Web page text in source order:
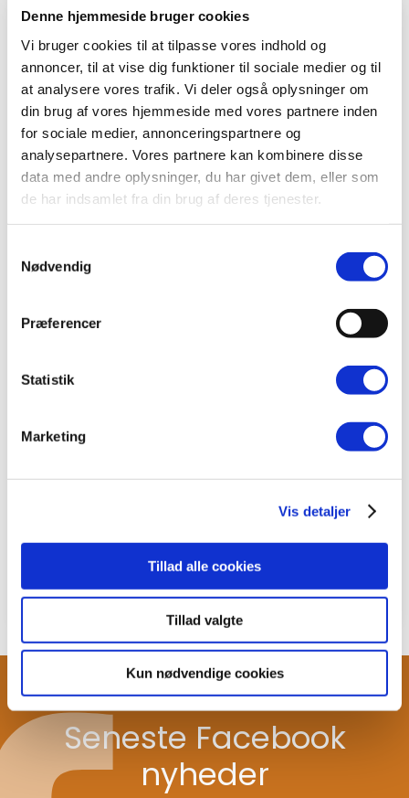
Denne hjemmeside bruger cookies
Vi bruger cookies til at tilpasse vores indhold og
annoncer, til at vise dig funktioner til sociale medier og til
at analysere vores trafik. Vi deler også oplysninger om
din brug af vores hjemmeside med vores partnere inden
for sociale medier, annonceringspartnere og
analysepartnere. Vores partnere kan kombinere disse
data med andre oplysninger, du har givet dem, eller som
de har indsamlet fra din brug af deres tjenester.
Nødvendig
Præferencer
Statistik
Marketing
Vis detaljer
Tillad alle cookies
Tillad valgte
Kun nødvendige cookies
Altid faglig kompetent
Mere end 135 medarbejdere hos BeneFiT
Vi holder os løbende opdateret på den
motion og livsstil. Derfor kan vi altid tilbyde
rådgivning omkring din sundhed. Hos BeneFiT
plan, så du opnår netop det, du ønsker.
Din krop er dit liv - og en sund krop er vejen
til større velvære, bedre trivsel og et bedre
Seneste Facebook
nyheder